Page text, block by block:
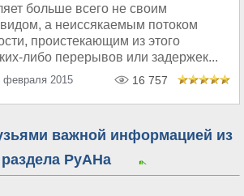
больше всего не своим
а неиссякаемым потоком
проистекающим из этого
либо перерывов или задержек...
февраля 2015 16 757
важной информацией из
раздела РуАНа